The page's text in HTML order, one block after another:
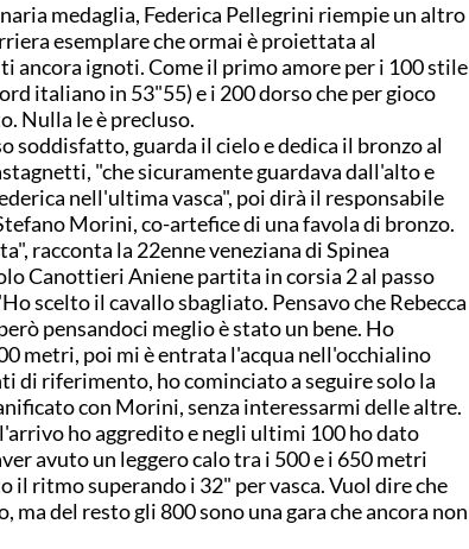
medaglia, Federica Pellegrini riempie un altro
esemplare che ormai è proiettata al
ancora ignoti. Come il primo amore per i 100 stile
italiano in 53"55) e i 200 dorso che per gioco
Nulla le è precluso.
soddisfatto, guarda il cielo e dedica il bronzo al
"che sicuramente guardava dall'alto e
nell'ultima vasca", poi dirà il responsabile
Morini, co-artefice di una favola di bronzo.
racconta la 22enne veneziana di Spinea
Canottieri Aniene partita in corsia 2 al passo
scelto il cavallo sbagliato. Pensavo che Rebecca
pensandoci meglio è stato un bene. Ho
metri, poi mi è entrata l'acqua nell'occhialino
di riferimento, ho cominciato a seguire solo la
con Morini, senza interessarmi delle altre.
ho aggredito e negli ultimi 100 ho dato
avuto un leggero calo tra i 500 e i 650 metri
il ritmo superando i 32" per vasca. Vuol dire che
ma del resto gli 800 sono una gara che ancora non